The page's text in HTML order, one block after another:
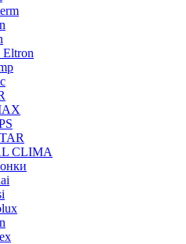
Eltron
CLIMA